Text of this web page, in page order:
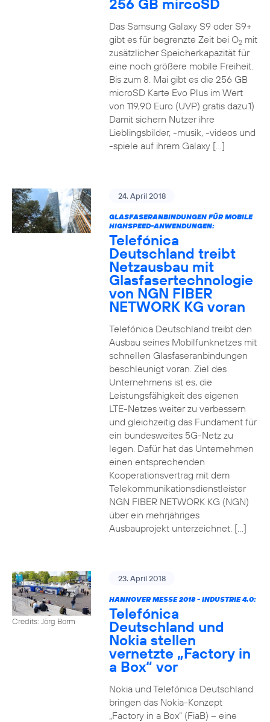
256 GB mircoSD
Das Samsung Galaxy S9 oder S9+
gibt es für begrenzte Zeit bei O2mit
zusätzlicher Speicherkapazität für
eine noch größere mobile Freiheit.
Bis zum 8. Mai gibt es die 256 GB
microSD Karte Evo Plus im Wert
von 119,90 Euro (UVP) gratis dazu.1)
Damit sichern Nutzer ihre
Lieblingsbilder, -musik, -videos und
-spiele auf ihrem Galaxy […]
24. April 2018
GLASFASERANBINDUNGEN FÜR MOBILE
HIGHSPEED-ANWENDUNGEN:
Telefónica
Deutschland treibt
Netzausbau mit
Glasfasertechnologie
von NGN FIBER
NETWORK KG voran
Telefónica Deutschland treibt den
Ausbau seines Mobilfunknetzes mit
schnellen Glasfaseranbindungen
beschleunigt voran. Ziel des
Unternehmens ist es, die
Leistungsfähigkeit des eigenen
LTE-Netzes weiter zu verbessern
und gleichzeitig das Fundament für
ein bundesweites 5G-Netz zu
legen. Dafür hat das Unternehmen
einen entsprechenden
Kooperationsvertrag mit dem
Telekommunikationsdienstleister
NGN FIBER NETWORK KG (NGN)
über ein mehrjähriges
Ausbauprojekt unterzeichnet. […]
Credits: Jörg Borm
23. April 2018
HANNOVER MESSE 2018 - INDUSTRIE 4.0:
Telefónica
Deutschland und
Nokia stellen
vernetzte „Factory in
a Box“ vor
Nokia und Telefónica Deutschland
bringen das Nokia-Konzept
„Factory in a Box“ (FiaB) – eine